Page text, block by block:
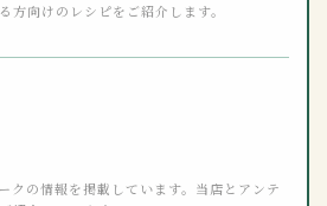
方向けのレシピをご紹介します。
クの情報を掲載しています。当店とアンテ